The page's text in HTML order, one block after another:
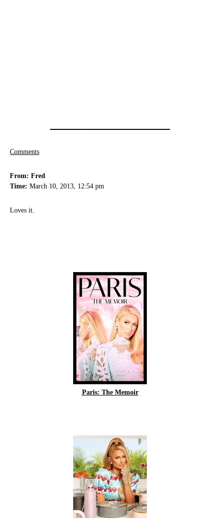
Comments
From: Fred
Time: March 10, 2013, 12:54 pm
Loves it.
Paris: The Memoir